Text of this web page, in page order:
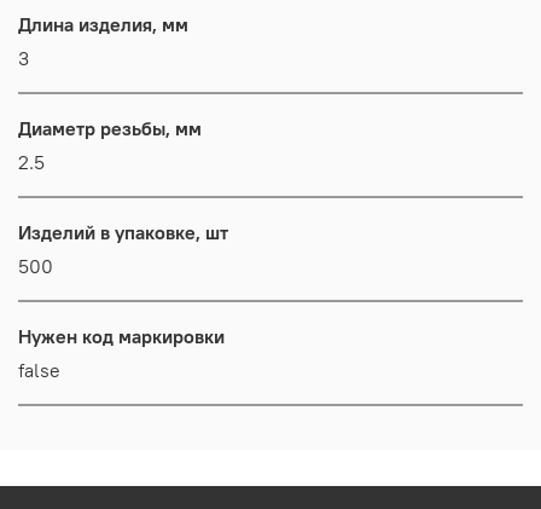
Длина изделия, мм
3
Диаметр резьбы, мм
2.5
Изделий в упаковке, шт
500
Нужен код маркировки
false